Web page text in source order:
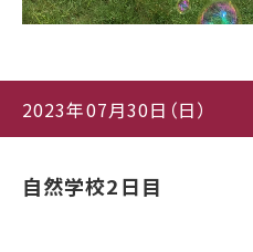
2023年07月30日（日）
自然学校2日目